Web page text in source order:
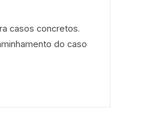
casos concretos.
do caso